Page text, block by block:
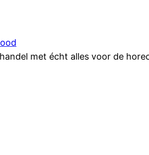
met écht alles voor de